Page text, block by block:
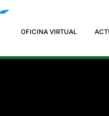
OFICINA VIRTUAL